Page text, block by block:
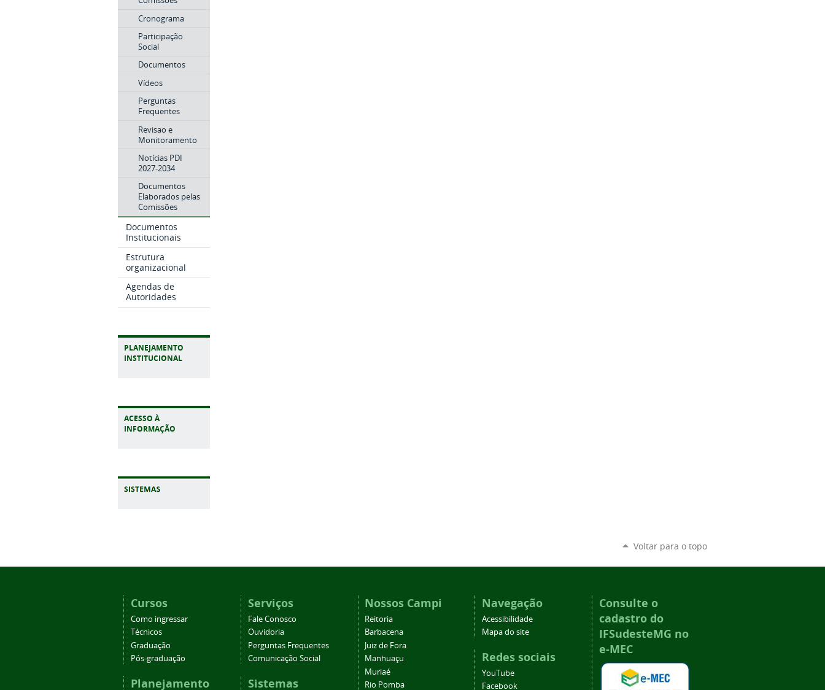
Cronograma
Participação
Social
Documentos
Vídeos
Perguntas
Frequentes
Revisao e
Monitoramento
Notícias PDI
2027-2034
Documentos
Elaborados pelas
Comissões
Documentos
Institucionais
Estrutura
organizacional
Agendas de
Autoridades
PLANEJAMENTO
INSTITUCIONAL
ACESSO À
INFORMAÇÃO
Voltar para o topo
Cursos
Como ingressar
Técnicos
Graduação
Pós-graduação
Planejamento
Serviços
Fale Conosco
Ouvidoria
Perguntas Frequentes
Comunicação Social
Sistemas
Nossos Campi
Reitoria
Barbacena
Juiz de Fora
Manhuaçu
Muriaé
Rio Pomba
Navegação
Acessibilidade
Mapa do site
Redes sociais
YouTube
Facebook
Consulte o
cadastro do
IFSudesteMG no
e-MEC